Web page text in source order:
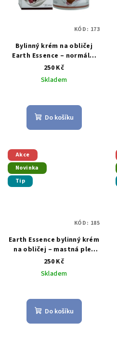
Bylinný krém na obličej
Earth Essence – normální
pleť 40g
250 Kč
Skladem
Do košíku
KÓD: 173
Akce
Novinka
Tip
Earth Essence bylinný krém
na obličej – mastná pleť
40g
250 Kč
Skladem
Do košíku
KÓD: 185